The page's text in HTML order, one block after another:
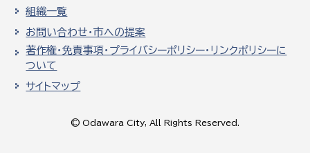
組織一覧
お問い合わせ・市への提案
著作権・免責事項・プライバシーポリシー・リンクポリシーに
ついて
サイトマップ
© Odawara City, All Rights Reserved.